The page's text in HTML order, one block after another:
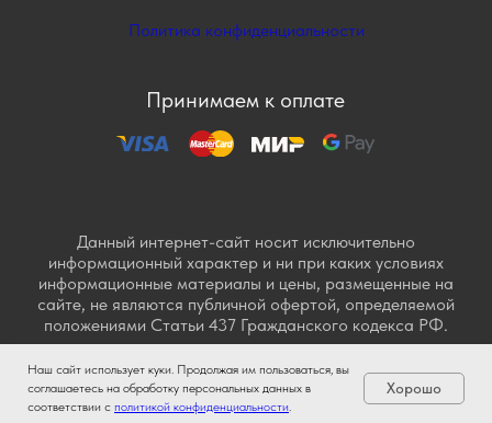
Политика конфиденциальности
Принимаем к оплате
Данный интернет-сайт носит исключительно
информационный характер и ни при каких условиях
информационные материалы и цены, размещенные на
сайте, не являются публичной офертой, определяемой
положениями Статьи 437 Гражданского кодекса РФ.
Наш сайт использует куки. Продолжая им пользоваться, вы
соглашаетесь на обработку персональных данных в
соответствии с политикой конфиденциальности.
Хорошо